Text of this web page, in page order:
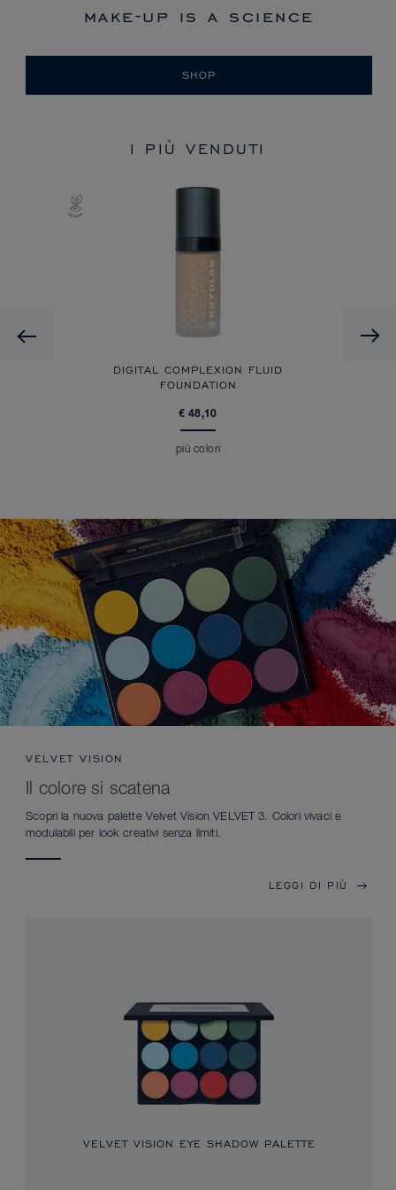
make-up is a science
SHOP
I PIÙ VENDUTI
Previous
DIGITAL COMPLEXION FLUID
FOUNDATION
€ 48,10
più colori
VELVET VISION
Il colore si scatena
Scopri la nuova palette Velvet Vision VELVET 3. Colori vivaci e
modulabili per look creativi senza limiti.
LEGGI DI PIÙ
VELVET VISION EYE SHADOW PALETTE